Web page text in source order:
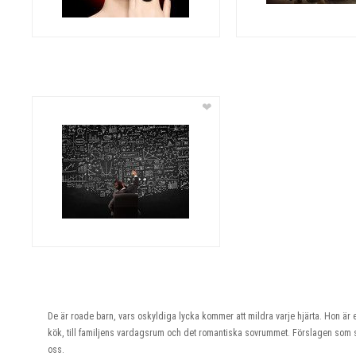
❤
De är roade barn, vars oskyldiga lycka kommer att mildra varje hjärta. Hon
kök, till familjens vardagsrum och det romantiska sovrummet. Förslagen
oss.